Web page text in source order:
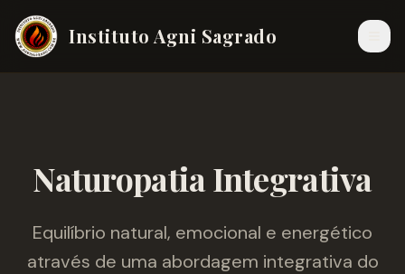
Instituto Agni Sagrado
Naturopatia Integrativa
Equilíbrio natural, emocional e energético
através de uma abordagem integrativa do